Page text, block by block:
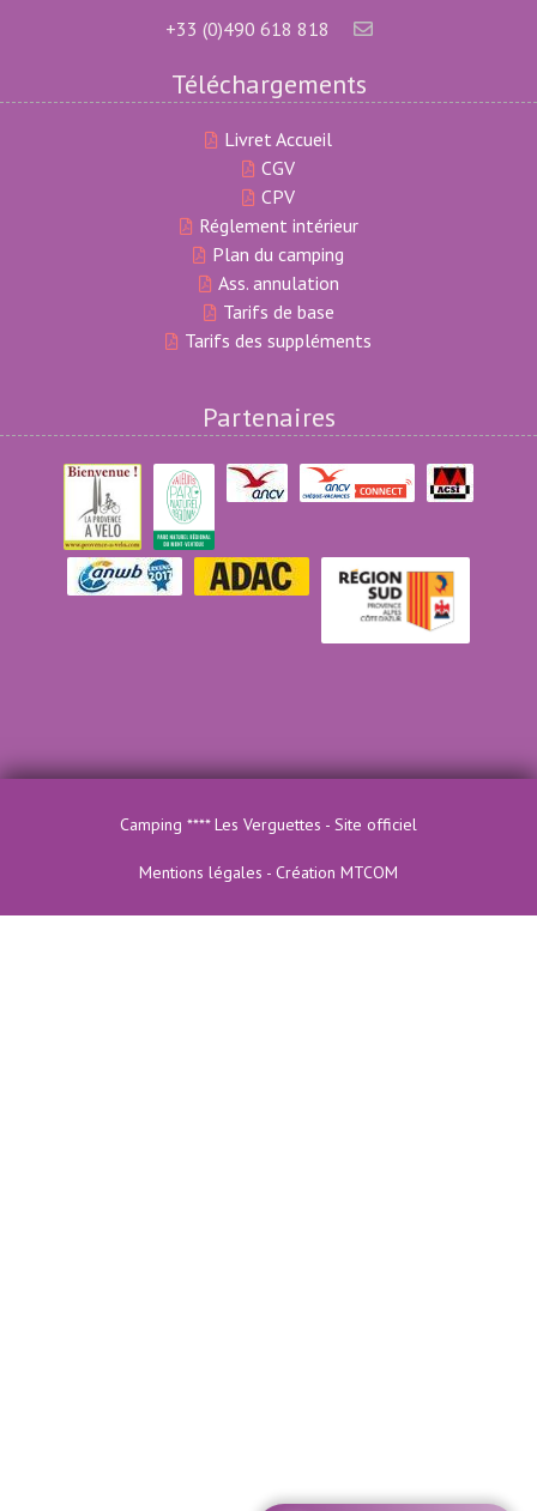
+33 (0)490 618 818
Téléchargements
Livret Accueil
CGV
CPV
Réglement intérieur
Plan du camping
Ass. annulation
Tarifs de base
Tarifs des suppléments
Partenaires
Camping **** Les Verguettes - Site officiel
Mentions légales - Création MTCOM